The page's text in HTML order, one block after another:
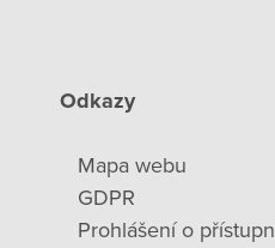
Odkazy
Mapa webu
GDPR
Prohlášení o